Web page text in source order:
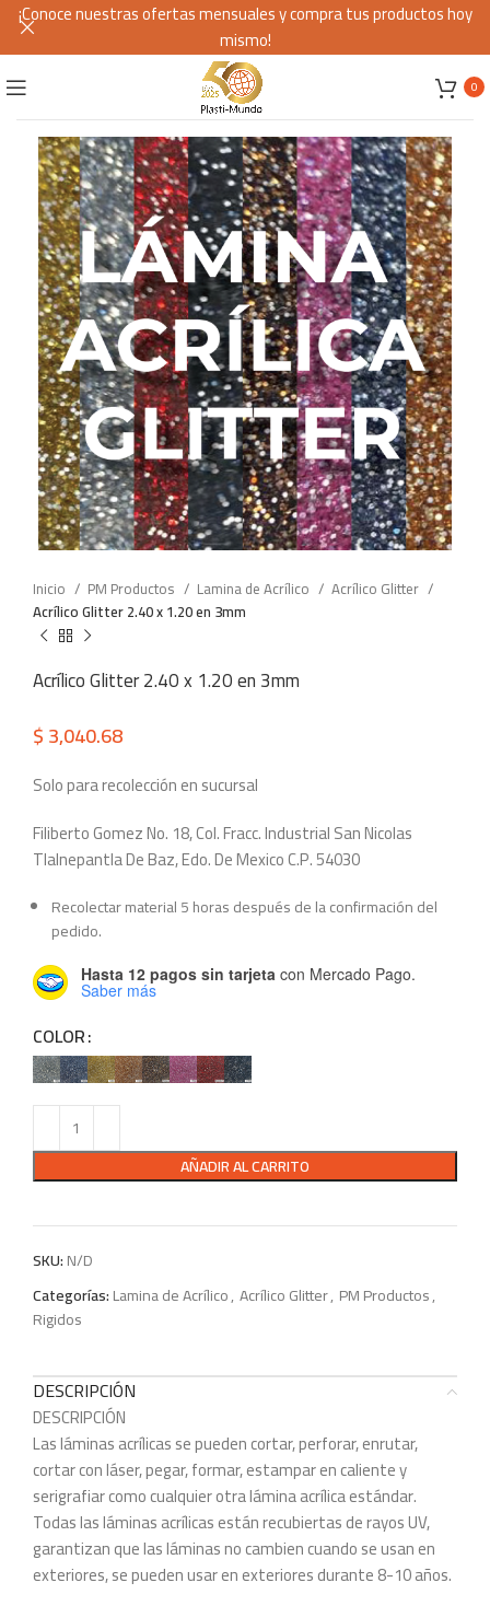
0
Inicio PM Productos Lamina de Acrílico
Acrílico Glitter
Acrílico Glitter 2.40 x 1.20 en 3mm
Acrílico Glitter 2.40 x 1.20 en 3mm
$3,040.68
Solo para recolección en sucursal
Filiberto Gomez No. 18, Col. Fracc. Industrial San Nicolas
Tlalnepantla De Baz, Edo. De Mexico C.P. 54030
Recolectar material 5 horas después de la confirmación del
pedido.
Hasta 12 pagos sin tarjeta con Mercado Pago.
Saber más
COLOR
AÑADIR AL CARRITO
SKU:N/D
Categorías:Lamina de Acrílico, Acrílico Glitter, PM Productos,
Rigidos
DESCRIPCIÓN
DESCRIPCIÓN
Las láminas acrílicas se pueden cortar, perforar, enrutar,
cortar con láser, pegar, formar, estampar en caliente y
serigrafiar como cualquier otra lámina acrílica estándar.
Todas las láminas acrílicas están recubiertas de rayos UV,
garantizan que las láminas no cambien cuando se usan en
exteriores, se pueden usar en exteriores durante 8-10 años.
¡Conoce nuestras ofertas mensuales y compra tus productos hoy
mismo!